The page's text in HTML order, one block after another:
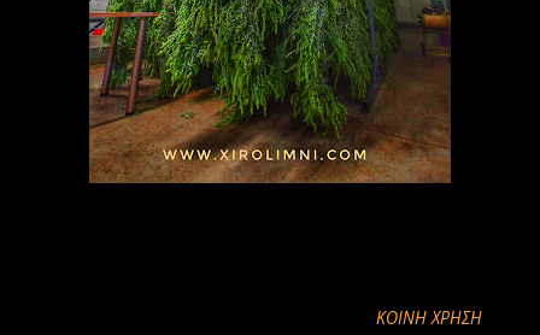
ΚΟΙΝΉ ΧΡΉΣΗ